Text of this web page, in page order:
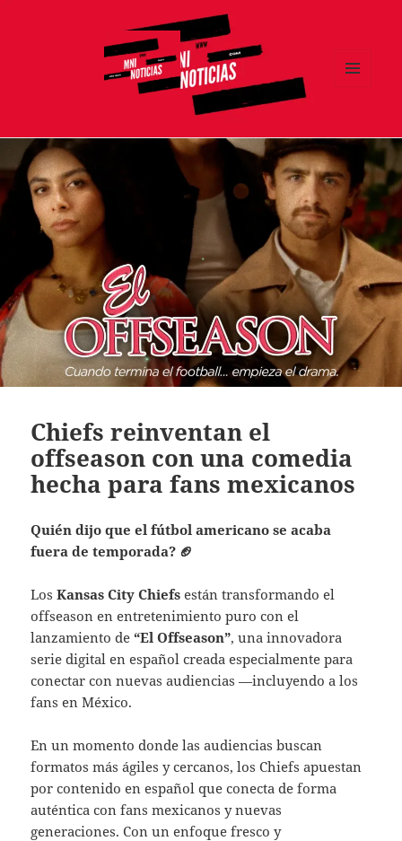
Chiefs reinventan el
offseason con una comedia
hecha para fans mexicanos
Quién dijo que el fútbol americano se acaba
fuera de temporada? 🏈
LosKansas City Chiefs están transformando el
offseason en entretenimiento puro con el
lanzamiento de“El Offseason”, una innovadora
serie digital en español creada especialmente para
conectar con nuevas audiencias —incluyendo a los
fans en México.
En un momento donde las audiencias buscan
formatos más ágiles y cercanos, los Chiefs apuestan
por contenido en español que conecta de forma
auténtica con fans mexicanos y nuevas
generaciones. Con un enfoque fresco y